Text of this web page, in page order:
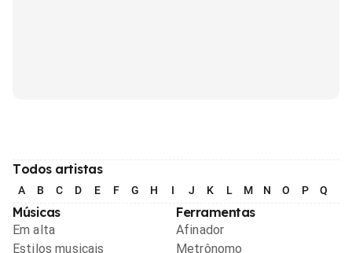
Todos artistas
A B C D E F G H I J K L M N O P Q
Músicas
Em alta
Estilos musicais
Ferramentas
Afinador
Metrônomo